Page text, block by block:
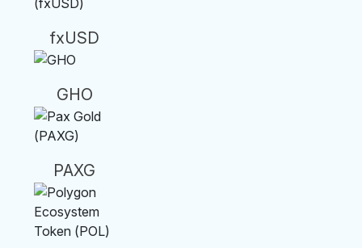
fxUSD
GHO
PAXG